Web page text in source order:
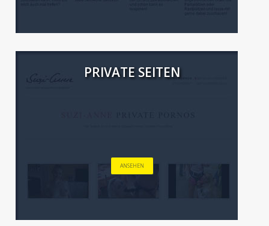
PRIVATE SEITEN
ANSEHEN